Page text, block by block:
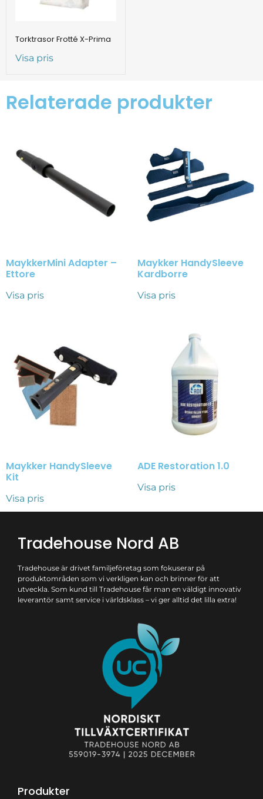
Torktrasor Frotté X-Prima
Visa pris
Relaterade produkter
MaykkerMini Adapter –
Ettore
Visa pris
Maykker HandySleeve
Kardborre
Visa pris
Maykker HandySleeve
Kit
Visa pris
ADE Restoration 1.0
Visa pris
Tradehouse Nord AB
Tradehouse är drivet familjeföretag som fokuserar på
produktområden som vi verkligen kan och brinner för att
utveckla. Som kund till Tradehouse får man en väldigt innovativ
leverantör samt service i världsklass – vi ger alltid det lilla extra!
Produkter